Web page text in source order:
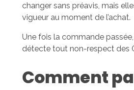
changer sans préavis, mais
vigueur au moment de l’achat.
Une fois la commande
détecte tout non-respect des
Comment